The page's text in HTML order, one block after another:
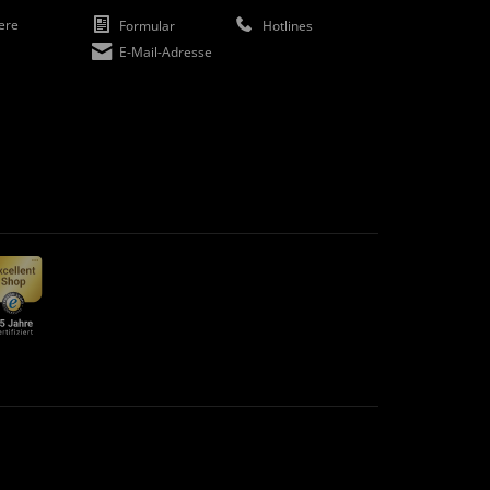
Formular
Hotlines
E-Mail-Adresse